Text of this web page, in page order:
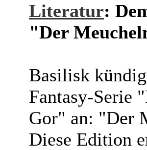
Literatur:
"Der
Basilisk
Fantasy-Serie
Gor" an: "Der
Diese Edition